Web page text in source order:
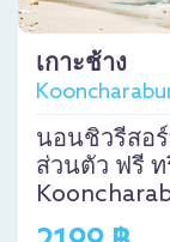
เกาะช้าง
นอนชิวรีสอ
ส่วนตัว ฟรี